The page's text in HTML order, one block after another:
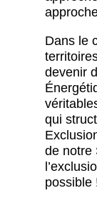
Dans le
devenir
qui
de notre
possible